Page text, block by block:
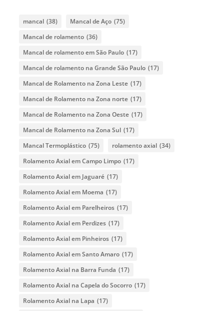
mancal (38) Mancal de Aço (75)
Mancal de rolamento (36)
Mancal de rolamento em São Paulo (17)
Mancal de rolamento na Grande São Paulo (17)
Mancal de Rolamento na Zona Leste (17)
Mancal de Rolamento na Zona norte (17)
Mancal de Rolamento na Zona Oeste (17)
Mancal de Rolamento na Zona Sul (17)
Mancal Termoplástico (75) rolamento axial (34)
Rolamento Axial em Campo Limpo (17)
Rolamento Axial em Jaguaré (17)
Rolamento Axial em Moema (17)
Rolamento Axial em Parelheiros (17)
Rolamento Axial em Perdizes (17)
Rolamento Axial em Pinheiros (17)
Rolamento Axial em Santo Amaro (17)
Rolamento Axial na Barra Funda (17)
Rolamento Axial na Capela do Socorro (17)
Rolamento Axial na Lapa (17)